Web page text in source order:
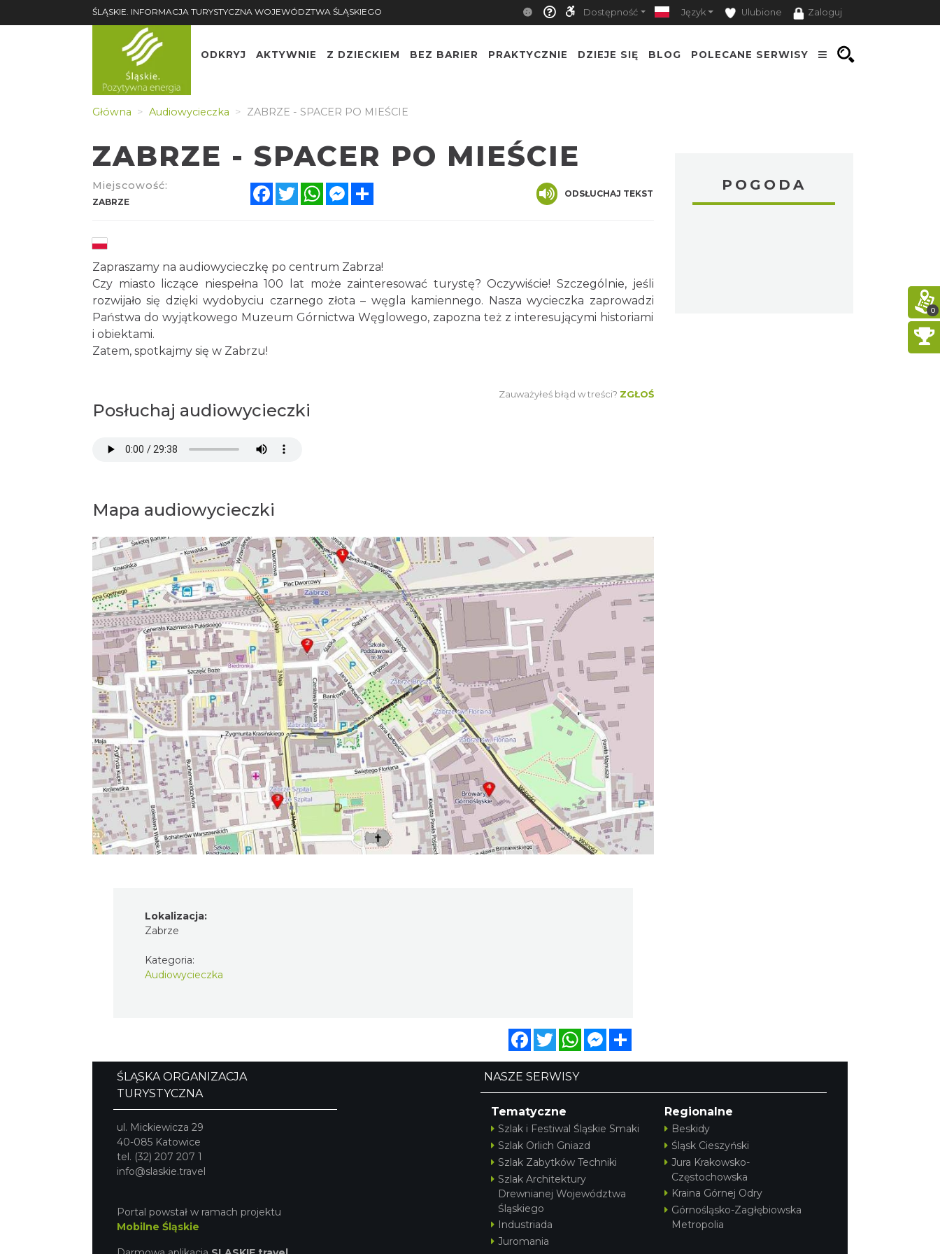
ŚLĄSKIE. INFORMACJA TURYSTYCZNA WOJEWÓDZTWA ŚLĄSKIEGO Dostępność Język Ulubione Zaloguj
ODKRYJ AKTYWNIE Z DZIECKIEM BEZ BARIER PRAKTYCZNIE DZIEJE SIĘ BLOG POLECANE SERWISY
Główna Audiowycieczka ZABRZE - SPACER PO MIEŚCIE
ZABRZE - SPACER PO MIEŚCIE
Miejscowość:
ZABRZE
FacebookTwitterWhatsAppMessenger ODSŁUCHAJ TEKST
Zapraszamy na audiowycieczkę po centrum Zabrza!
Czy miasto liczące niespełna 100 lat może zainteresować turystę? Oczywiście! Szczególnie, jeśli
rozwijało się dzięki wydobyciu czarnego złota – węgla kamiennego. Nasza wycieczka zaprowadzi
Państwa do wyjątkowego Muzeum Górnictwa Węglowego, zapozna też z interesującymi historiami
i obiektami.
Zatem, spotkajmy się w Zabrzu!
Zauważyłeś błąd w treści? ZGŁOŚ
Posłuchaj audiowycieczki
Mapa audiowycieczki
Lokalizacja:
Zabrze
Kategoria:
Audiowycieczka
FacebookTwitterWhatsAppMessenger
POGODA
ŚLĄSKA ORGANIZACJA
TURYSTYCZNA
ul. Mickiewicza 29
40-085 Katowice
tel. (32) 207 207 1
info@slaskie.travel
Portal powstał w ramach projektu
Mobilne Śląskie
NASZE SERWISY
Tematyczne
Szlak i Festiwal Śląskie Smaki
Szlak Orlich Gniazd
Szlak Zabytków Techniki
Szlak Architektury
Drewnianej Województwa
Śląskiego
Industriada
Juromania
Regionalne
Beskidy
Śląsk Cieszyński
Jura Krakowsko-
Częstochowska
Kraina Górnej Odry
Górnośląsko-Zagłębiowska
Metropolia
0